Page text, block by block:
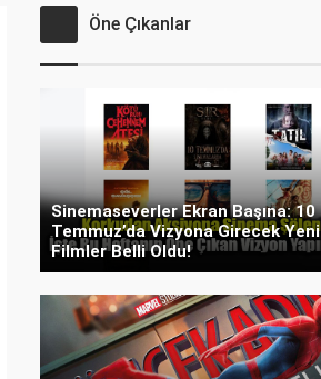
Öne Çıkanlar
Sinemaseverler Ekran Başına: 10
Temmuz’da Vizyona Girecek Yeni
Filmler Belli Oldu!